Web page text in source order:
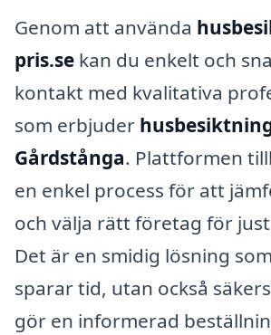
Genom att använda
pris.se kan du enkelt och
kontakt med kvalitativa
som erbjuder
Gårdstånga. Plattformen
en enkel process för att
och välja rätt företag för
Det är en smidig lösning
sparar tid, utan också
gör en informerad